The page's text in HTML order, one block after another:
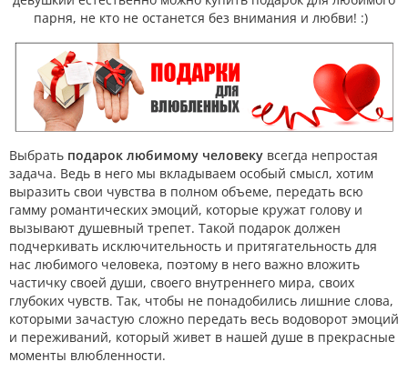
парня, не кто не останется без внимания и любви! :)
Выбрать подарок любимому человеку всегда непростая
задача. Ведь в него мы вкладываем особый смысл, хотим
выразить свои чувства в полном объеме, передать всю
гамму романтических эмоций, которые кружат голову и
вызывают душевный трепет. Такой подарок должен
подчеркивать исключительность и притягательность для
нас любимого человека, поэтому в него важно вложить
частичку своей души, своего внутреннего мира, своих
глубоких чувств. Так, чтобы не понадобились лишние слова,
которыми зачастую сложно передать весь водоворот эмоций
и переживаний, который живет в нашей душе в прекрасные
моменты влюбленности.